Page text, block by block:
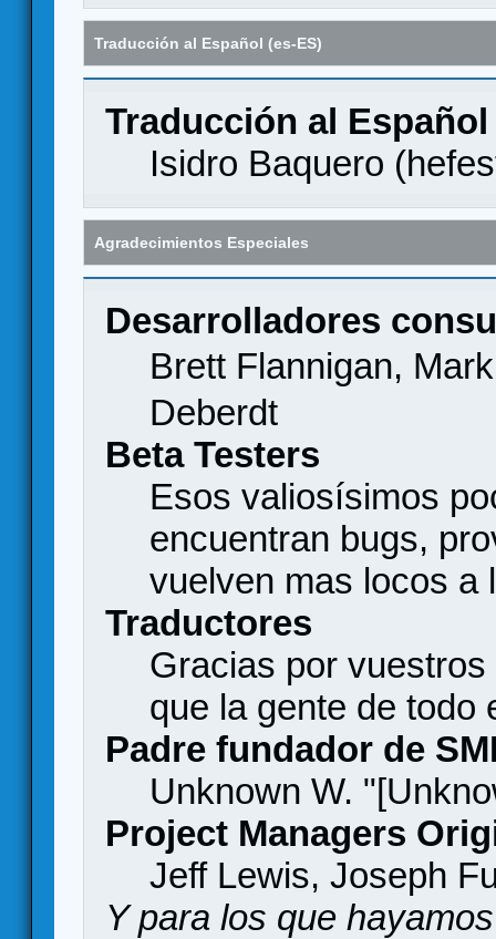
Traducción al Español (es-ES)
Traducción al Español
Isidro Baquero (
Agradecimientos Especiales
Desarrolladores
Brett Flannigan,
Deberdt
Beta Testers
Esos valiosísimos
encuentran bugs,
vuelven mas locos a
Traductores
Gracias por
que la gente de todo
Padre fundador de
Unknown W.
Project Managers
Jeff Lewis, Joseph
Y para los que